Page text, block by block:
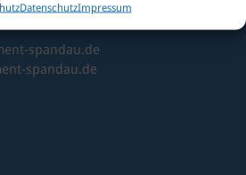
DatenschutzImpressum
spandau.de
spandau.de